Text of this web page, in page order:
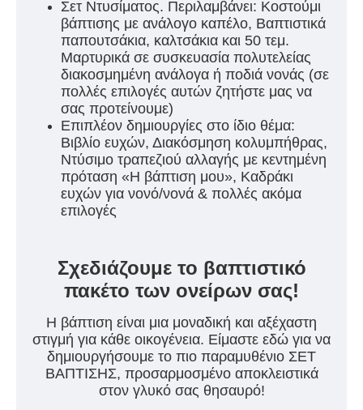
Σετ Ντυσίματος. Περιλαμβάνει: Κοστούμι
βάπτισης με ανάλογο καπέλο, Βαπτιστικά
παπουτσάκια, καλτσάκια και 50 τεμ.
Μαρτυρικά σε συσκευασία πολυτελείας
διακοσμημένη ανάλογα ή ποδιά νονάς (σε
πολλές επιλογές αυτών ζητήστε μας να
σας προτείνουμε)
Επιπλέον δημιουργίες στο ίδιο θέμα:
Βιβλίο ευχών, Διακόσμηση κολυμπήθρας,
Ντύσιμο τραπεζιού αλλαγής με κεντημένη
πρόταση «Η βάπτιση μου», Καδράκι
ευχών για νονό/νονά & πολλές ακόμα
επιλογές
Σχεδιάζουμε το βαπτιστικό
πακέτο των ονείρων σας!
Η βάπτιση είναι μια μοναδική και αξέχαστη
στιγμή για κάθε οικογένεια. Είμαστε εδώ για να
δημιουργήσουμε το πιο παραμυθένιο ΣΕΤ
ΒΑΠΤΙΣΗΣ, προσαρμοσμένο αποκλειστικά
στον γλυκό σας θησαυρό!